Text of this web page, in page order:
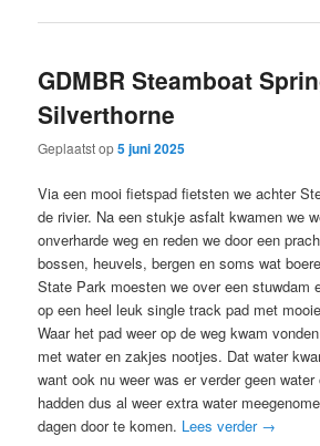
GDMBR Steamboat
Silverthorne
Geplaatst op5 juni 2025
Via een mooi fietspad fietsten we achter
de rivier. Na een stukje asfalt kwamen we
onverharde weg en reden we door een
bossen, heuvels, bergen en soms wat
State Park moesten we over een stuwdam
op een heel leuk single track pad met
Waar het pad weer op de weg kwam
met water en zakjes nootjes. Dat water
want ook nu weer was er verder geen water
hadden dus al weer extra water
dagen door te komen. Lees verder →